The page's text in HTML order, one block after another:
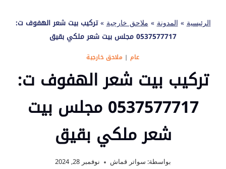
الرئيسية»المدونة»ملاحق خارجية»تركيب بيت شعر الهفوف ت:
0537577717 مجلس بيت شعر ملكي بقيق
عام| ملاحق خارجية
تركيب بيت شعر الهفوف ت:
0537577717 مجلس بيت
شعر ملكي بقيق
بواسطة: سواتر قماش نوفمبر 28, 2024